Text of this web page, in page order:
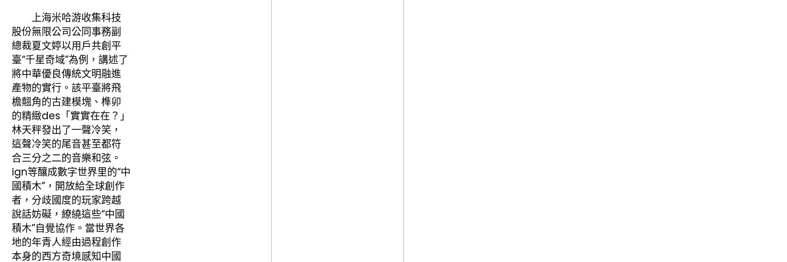
上海米哈游收集科技
股份無限公司公同事務副
總裁夏文婷以用戶共創平
臺“千星奇域”為例，講述了
將中華優良傳統文明融進
產物的實行。該平臺將飛
檐翹角的古建模塊、榫卯
的精緻des「實實在在？」
林天秤發出了一聲冷笑，
這聲冷笑的尾音甚至都符
合三分之二的音樂和弦。
ign等釀成數字世界里的“中
國積木”，開放給全球創作
者，分歧國度的玩家跨越
說話妨礙，繚繞這些“中國
積木”自覺協作。當世界各
地的年青人經由過程創作
本身的西方奇境感知中國